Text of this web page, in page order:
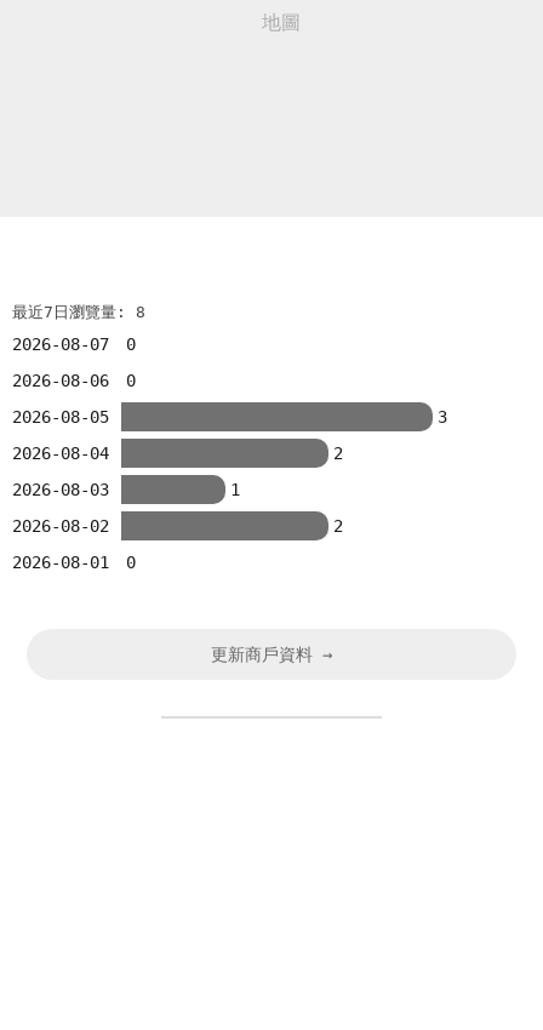
最近7日瀏覽量: 8
2026-08-07
0
2026-08-06
0
2026-08-05
3
2026-08-04
2
2026-08-03
1
2026-08-02
2
2026-08-01
0
更新商戶資料 →